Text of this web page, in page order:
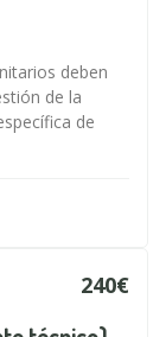
deben
de la
de
240€